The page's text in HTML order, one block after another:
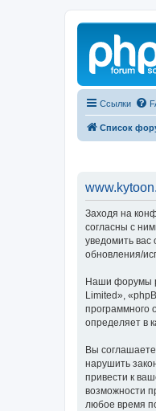
Ссылки
Список
Заходя на
согласны с
уведомить вас
обновления/
Наши форумы
Limited»,
программного
определяет в
Вы
нарушить
привести к
возможности
любое время